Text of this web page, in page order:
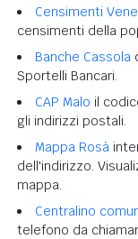
Censimenti
censimenti della
Banche Cassola
Sportelli Bancari.
CAP Malo il
gli indirizzi postali.
Mappa Rosà
dell'indirizzo.
mappa.
Centralino
telefono da